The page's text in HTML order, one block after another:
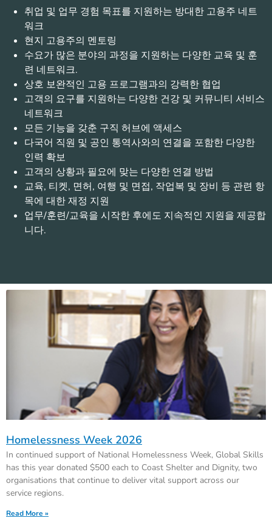
취업 및 업무 경험 목표를 지원하는 방대한 고용주 네트
워크
현지 고용주의 멘토링
수요가 많은 분야의 과정을 지원하는 다양한 교육 및 훈
련 네트워크.
상호 보완적인 고용 프로그램과의 강력한 협업
고객의 요구를 지원하는 다양한 건강 및 커뮤니티 서비스
네트워크
모든 기능을 갖춘 구직 허브에 액세스
다국어 직원 및 공인 통역사와의 연결을 포함한 다양한
인력 확보
고객의 상황과 필요에 맞는 다양한 연결 방법
교육, 티켓, 면허, 여행 및 면접, 작업복 및 장비 등 관련 항
목에 대한 재정 지원
업무/훈련/교육을 시작한 후에도 지속적인 지원을 제공합
니다.
Homelessness Week 2026
In continued support of National Homelessness Week, Global Skills
has this year donated $500 each to Coast Shelter and Dignity, two
organisations that continue to deliver vital support across our
service regions.
Read More »